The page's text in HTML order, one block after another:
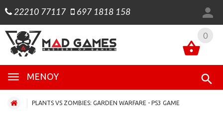
22210 77117 697 1818 158
0
ΜΕΝΟΎ
0
PLANTS VS ZOMBIES: GARDEN WARFARE - PS3 GAME